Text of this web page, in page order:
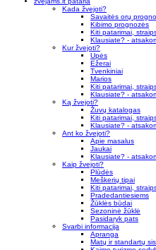
Kada žvejoti?
Savaitės orų
Kibimo prognozės
Kiti patarimai,
Klausiate? -
Kur žvejoti?
Upės
Ežerai
Tvenkiniai
Marios
Kiti patarimai,
Klausiate? -
Ką žvejoti?
Žuvų katalogas
Kiti patarimai,
Klausiate? -
Ant ko žvejoti?
Apie masalus
Jaukai
Klausiate? -
Kaip žvejoti?
Plūdės
Meškerių tipai
Kiti patarimai,
Pradedantiesiems
Žūklės būdai
Sezoninė žūklė
Pasidaryk pats
Svarbi informacija
Apranga
Matų ir standartų